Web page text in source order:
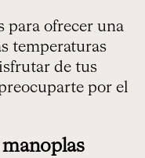
para ofrecer una
temperaturas
de tus
por el